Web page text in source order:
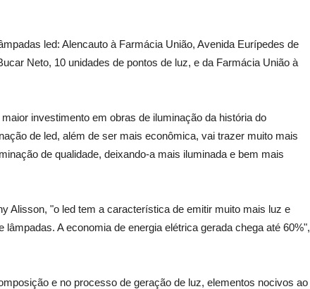
led: Alencauto à Farmácia União, Avenida Eurípedes de
Neto, 10 unidades de pontos de luz, e da Farmácia União à
investimento em obras de iluminação da história do
de led, além de ser mais econômica, vai trazer muito mais
de qualidade, deixando-a mais iluminada e bem mais
Alisson, "o led tem a característica de emitir muito mais luz e
A economia de energia elétrica gerada chega até 60%",
e no processo de geração de luz, elementos nocivos ao